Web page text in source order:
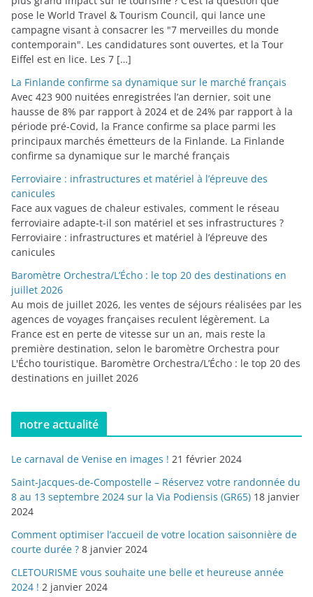
pose le World Travel & Tourism Council, qui lance une
campagne visant à consacrer les "7 merveilles du monde
contemporain". Les candidatures sont ouvertes, et la Tour
Eiffel est en lice. Les 7 […]
La Finlande confirme sa dynamique sur le marché français
Avec 423 900 nuitées enregistrées l’an dernier, soit une
hausse de 8% par rapport à 2024 et de 24% par rapport à la
période pré-Covid, la France confirme sa place parmi les
principaux marchés émetteurs de la Finlande. La Finlande
confirme sa dynamique sur le marché français
Ferroviaire : infrastructures et matériel à l’épreuve des
canicules
Face aux vagues de chaleur estivales, comment le réseau
ferroviaire adapte-t-il son matériel et ses infrastructures ?
Ferroviaire : infrastructures et matériel à l’épreuve des
canicules
Baromètre Orchestra/L’Écho : le top 20 des destinations en
juillet 2026
Au mois de juillet 2026, les ventes de séjours réalisées par les
agences de voyages françaises reculent légèrement. La
France est en perte de vitesse sur un an, mais reste la
première destination, selon le baromètre Orchestra pour
L'Écho touristique. Baromètre Orchestra/L’Écho : le top 20 des
destinations en juillet 2026
notre actualité
Le carnaval de Venise en images ! 21 février 2024
Saint-Jacques-de-Compostelle – Réservez votre randonnée du
8 au 13 septembre 2024 sur la Via Podiensis (GR65) 18 janvier
2024
Comment optimiser l’accueil de votre location saisonnière de
courte durée ? 8 janvier 2024
CLETOURISME vous souhaite une belle et heureuse année
2024 ! 2 janvier 2024